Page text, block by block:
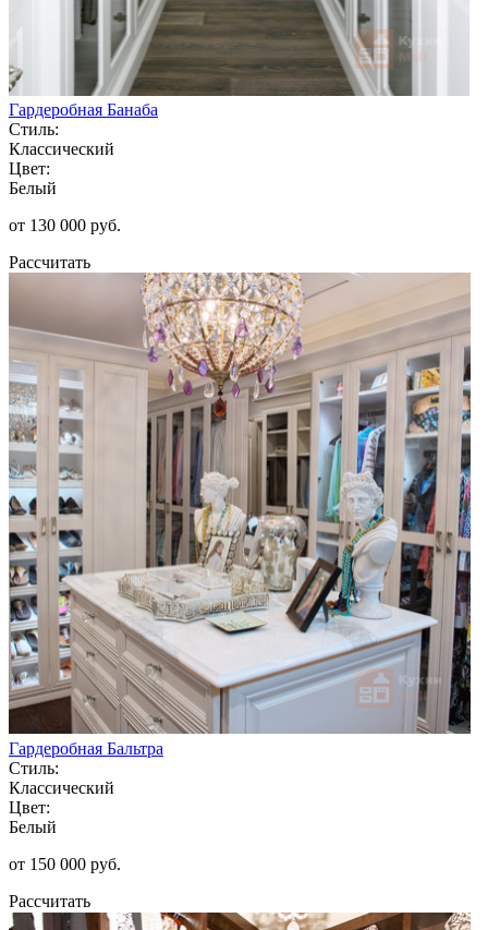
Гардеробная Банаба
Стиль:
Классический
Цвет:
Белый
от 130 000 руб.
Рассчитать
Гардеробная Бальтра
Стиль:
Классический
Цвет:
Белый
от 150 000 руб.
Рассчитать